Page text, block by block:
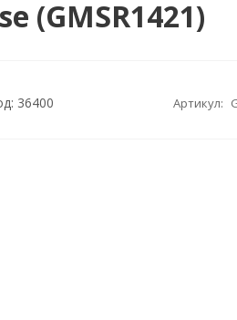
(GMSR1421)
36400 Артикул: